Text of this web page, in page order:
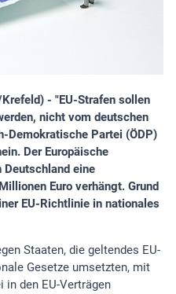
- "EU-Strafen sollen
nicht vom deutschen
Demokratische Partei (ÖDP)
Der Europäische
Deutschland eine
Euro verhängt. Grund
EU-Richtlinie in nationales
Staaten, die geltendes EU-
Gesetze umsetzten, mit
in den EU-Verträgen